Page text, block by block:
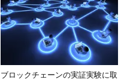
ブロックチェーンの実証実験に取